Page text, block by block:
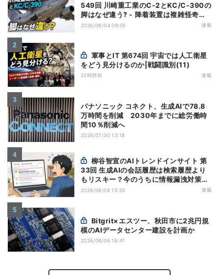
549回 川崎重工業のC-2とKC/C-390の
脚はなぜ違う? - 降着装置は複雑怪奇
(5)|軍用輸送機(10)
2026/08/04 09:05 連載
をどう見分けるのか|戦闘識別(11)
22時間前 連載
パナソニック コネクト、生成AIで78.8
万時間を削減 2030年までに総労働時
間10％削減へ
2026/07/30 13:18
33回 生成AIの会話履歴は検索履歴より
もリスキー？今のうちに情報漏洩対策を
万全にしておこう
2026/08/06 15:50 連載
模のAIデータセンター建設を計画か
2026/08/06 16:41